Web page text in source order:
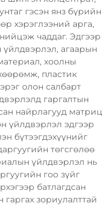
гэсэн янз бүрийн
хэрэглээний арга,
чаддаг. Эдгээр
үйлдвэрлэл, агаарын
хоолны
пластик
олон салбарт
гаргалтын
найрлагууд матриц
үйлдвэрлэл эдгээр
бүтээгдэхүүнийг
төгсгөлөө
үйлдвэрлэл нь
гоо зүйг
батлагдсан
гаргах зориулалттай